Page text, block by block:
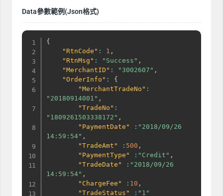
Data參數範例(Json格式)
{
"RtnCode" : 1 ,
"RtnMsg" : "Success" ,
"MerchantID" : "3002607" ,
"OrderInfo" :
{
"MerchantTradeNo" :
"20180914001" ,
"TradeNo" :
"1809261503338172" ,
"PaymentDate"
: "2018/09/26
14:59:54" ,
"TradeAmt"
: 500 ,
"PaymentType"
: "Credit" ,
"TradeDate"
: "2018/09/26
14:59:54" ,
"ChargeFee"
: 10 ,
"TradeStatus"
: "1"